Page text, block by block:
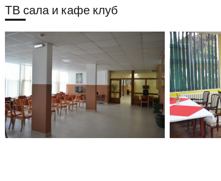
ТВ сала и кафе клуб